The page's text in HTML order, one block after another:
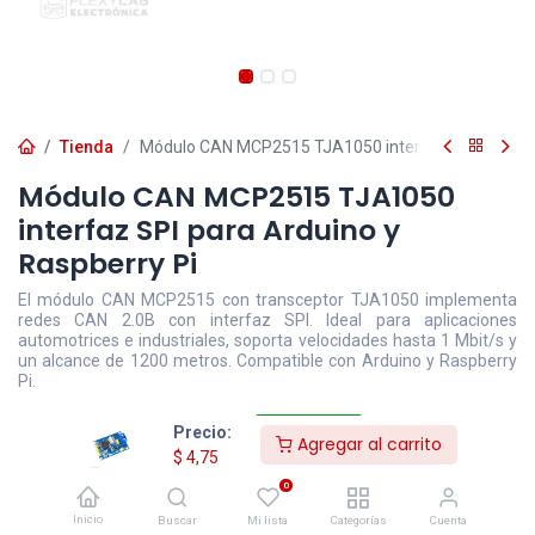
Precio:
$ 4,75
Agregar al carrito
Inicio Buscar
0
Mi lista Categorías Cuenta
Tienda Módulo CAN MCP2515 TJA1050 interfaz SPI para
Módulo CAN MCP2515 TJA1050
interfaz SPI para Arduino y
Raspberry Pi
El módulo CAN MCP2515 con transceptor TJA1050 implementa
redes CAN 2.0B con interfaz SPI. Ideal para aplicaciones
automotrices e industriales, soporta velocidades hasta 1 Mbit/s y
un alcance de 1200 metros. Compatible con Arduino y Raspberry
Pi.
4,75 $5,25 - 9,5
Disponible Efectivo/Transferencia
Incluye IVA
Precio exclusivo sitio web